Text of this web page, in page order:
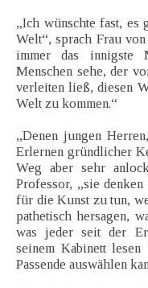
„Ich wünschte fast, es
Welt“, sprach Frau
immer das innigste
Menschen sehe, der
verleiten ließ, diesen
Welt zu kommen.“
„Denen jungen
Erlernen gründlicher
Weg aber sehr
Professor, „sie
für die Kunst zu tun,
pathetisch hersagen,
was jeder seit der
seinem Kabinett
Passende auswählen